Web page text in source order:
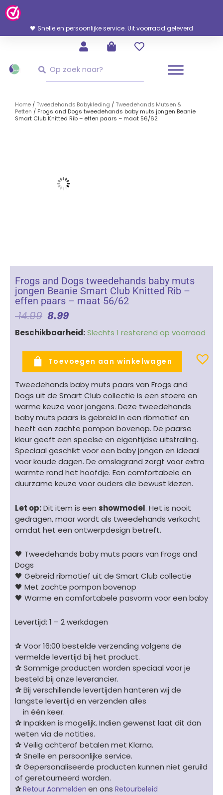
Ga
Naar
Inhoud
🖤 Snelle en persoonlijke service. Uit voorraad geleverd
Home / Tweedehands Babykleding / Tweedehands Mutsen &
Petten / Frogs and Dogs tweedehands baby muts jongen Beanie
Smart Club Knitted Rib – effen paars – maat 56/62
Frogs and Dogs tweedehands baby muts
jongen Beanie Smart Club Knitted Rib –
effen paars – maat 56/62
14.99 Oorspronkelijke
Was:
8.99Huidige
Prijs
Is:
Beschikbaarheid:Slechts 1 resterend op voorraad
Frogs
Dogs
tweedehands
muts
jongen
Beanie
Smart
Club
Knitted
Rib
-
effen
paars
maat
56/62
aantal
Toevoegen aan winkelwagen
Tweedehands baby muts paars van Frogs and
Dogs uit de Smart Club collectie is een stoere en
warme keuze voor jongens. Deze tweedehands
baby muts paars is gebreid in een ribmotief en
heeft een zachte pompon bovenop. De paarse
kleur geeft een speelse en eigentijdse uitstraling.
Speciaal geschikt voor een baby jongen en ideaal
voor koude dagen. De omslagrand zorgt voor extra
warmte rond het hoofdje. Een comfortabele en
duurzame keuze voor ouders die bewust kiezen.
Let op:Dit item is een showmodel. Het is nooit
gedragen, maar wordt als tweedehands verkocht
omdat het een ontwerpdesign betreft.
🖤 Tweedehands baby muts paars van Frogs and
Dogs
🖤 Gebreid ribmotief uit de Smart Club collectie
🖤 Met zachte pompon bovenop
🖤 Warme en comfortabele pasvorm voor een baby
Levertijd: 1 – 2 werkdagen
✰Voor 16:00 bestelde verzending volgens de
vermelde levertijd bij het product.
✰Sommige producten worden speciaal voor je
besteld bij onze leverancier.
✰Bij verschillende levertijden hanteren wij de
langste levertijd en verzenden alles
in één keer.
✰Inpakken is mogelijk. Indien gewenst laat dit dan
weten via de notities.
✰Veilig achteraf betalen met Klarna.
✰Snelle en persoonlijke service.
✰Gepersonaliseerde producten kunnen niet geruild
of geretourneerd worden.
✰Retour Aanmelden en ons Retourbeleid